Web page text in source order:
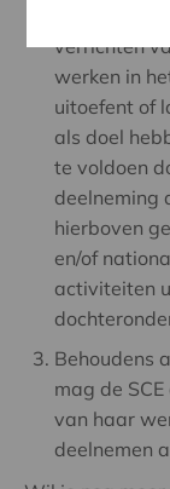
verrichten
werken in
uitoefent of
als doel
te voldoen
deelneming
hierboven
en/of
activiteiten
Behoudens
mag de
van haar
deelnemen